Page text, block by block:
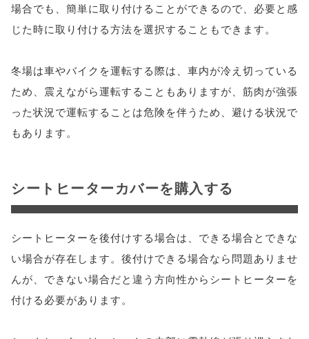
場合でも、簡単に取り付けることができるので、必要と感
じた時に取り付ける方法を選択することもできます。
冬場は車やバイクを運転する際は、車内が冷え切っている
ため、震えながら運転することもありますが、筋肉が強張
った状況で運転することは危険を伴うため、避ける状況で
もあります。
シートヒーターカバーを購入する
シートヒーターを後付けする場合は、できる場合とできな
い場合が存在します。後付けできる場合なら問題ありませ
んが、できない場合だと違う方向性からシートヒーターを
付ける必要があります。